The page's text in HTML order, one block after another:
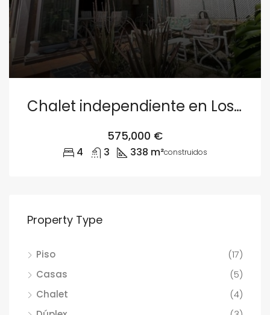
Chalet independiente en Los Monasterios, Puçol
575,000 €
4 3 338 m²construidos
Property Type
Piso
(17)
Casas
(5)
Chalet
(4)